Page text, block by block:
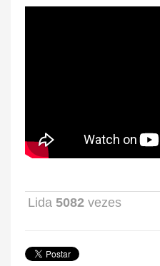
Lida 5082 vezes